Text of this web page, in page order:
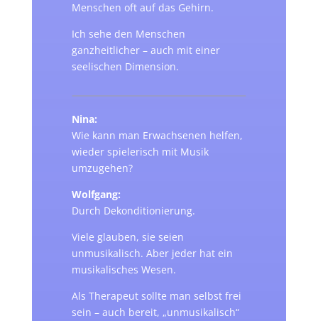
Menschen oft auf das Gehirn.
Ich sehe den Menschen
ganzheitlicher – auch mit einer
seelischen Dimension.
Nina:
Wie kann man Erwachsenen helfen,
wieder spielerisch mit Musik
umzugehen?
Wolfgang:
Durch Dekonditionierung.
Viele glauben, sie seien
unmusikalisch. Aber jeder hat ein
musikalisches Wesen.
Als Therapeut sollte man selbst frei
sein – auch bereit, „unmusikalisch“